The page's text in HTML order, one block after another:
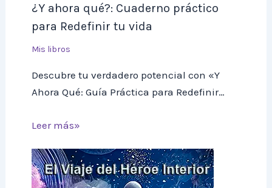
¿Y ahora qué?: Cuaderno práctico
para Redefinir tu vida
Mis libros
Descubre tu verdadero potencial con «Y
Ahora Qué: Guía Práctica para Redefinir…
Leer más»